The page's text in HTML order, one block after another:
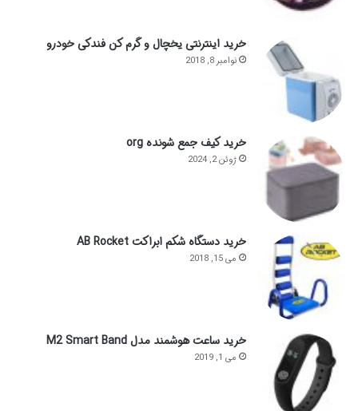
خرید اینترنتی یخچال و گرم کن فندکی خودرو
نوامبر 8, 2018
خرید کیف جمع شونده org
ژوئن 2, 2024
خرید دستگاه شکم ابراکت AB Rocket
می 15, 2018
خرید ساعت هوشمند مدل M2 Smart Band
می 1, 2019